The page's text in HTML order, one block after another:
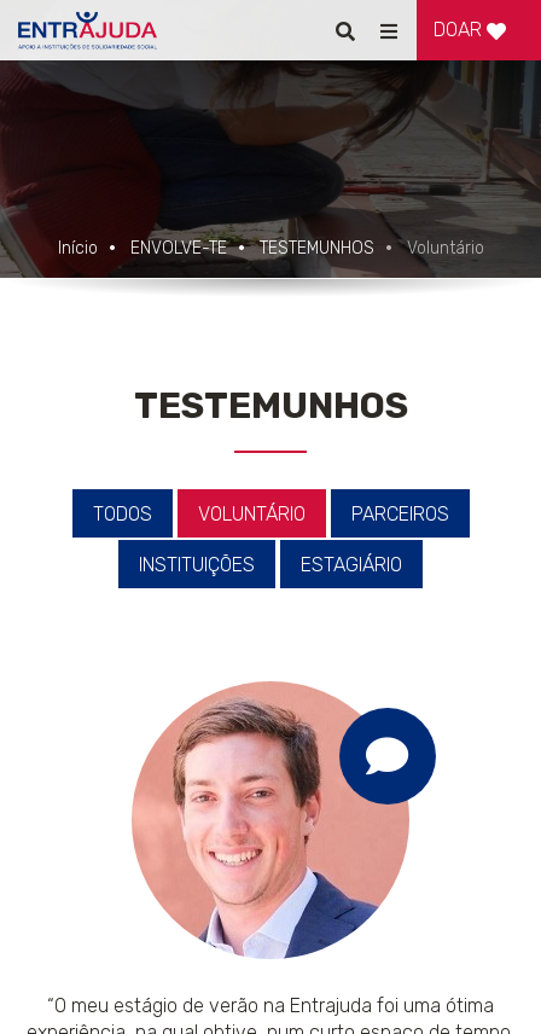
Pesquisar
Alternar
de
navegação
DOAR
Início ENVOLVE-TE TESTEMUNHOS Voluntário
TESTEMUNHOS
TODOS VOLUNTÁRIO PARCEIROS
INSTITUIÇÕES ESTAGIÁRIO
“O meu estágio de verão na Entrajuda foi uma ótima